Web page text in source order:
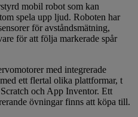
mobil robot som kan
spela upp ljud. Roboten har
för avståndsmätning,
för att följa markerade spår
med integrerade
ett flertal olika plattformar, t
och App Inventor. Ett
övningar finns att köpa till.